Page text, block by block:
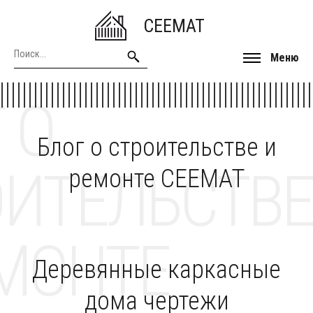
CEEMAT
Меню
Блог о строительстве и
ремонте CEEMAT
О
Деревянные каркасные
дома чертежи